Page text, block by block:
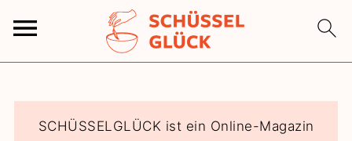
SCHÜSSELGLÜCK ist ein Online-Magazin